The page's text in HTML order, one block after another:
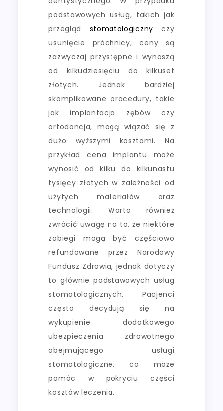
podstawowych usług, takich jak
przegląd stomatologiczny czy
usunięcie próchnicy, ceny są
zazwyczaj przystępne i wynoszą
od kilkudziesięciu do kilkuset
złotych. Jednak bardziej
skomplikowane procedury, takie
jak implantacja zębów czy
ortodoncja, mogą wiązać się z
dużo wyższymi kosztami. Na
przykład cena implantu może
wynosić od kilku do kilkunastu
tysięcy złotych w zależności od
użytych materiałów oraz
technologii. Warto również
zwrócić uwagę na to, że niektóre
zabiegi mogą być częściowo
refundowane przez Narodowy
Fundusz Zdrowia, jednak dotyczy
to głównie podstawowych usług
stomatologicznych. Pacjenci
często decydują się na
wykupienie dodatkowego
ubezpieczenia zdrowotnego
obejmującego usługi
stomatologiczne, co może
pomóc w pokryciu części
kosztów leczenia.